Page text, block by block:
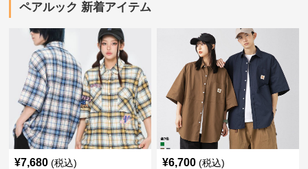
ペアルック 新着アイテム
¥7,680 (税込) ¥6,700 (税込)